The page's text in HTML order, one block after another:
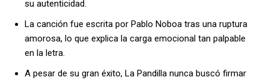
su autenticidad.
La canción fue escrita por Pablo Noboa tras una ruptura
amorosa, lo que explica la carga emocional tan palpable
en la letra.
A pesar de su gran éxito, La Pandilla nunca buscó firmar